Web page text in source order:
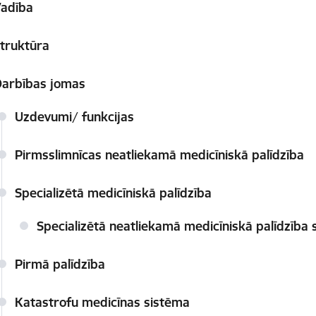
jomas
Uzdevumi/ funkcijas
Pirmsslimnīcas neatliekamā medicīniskā palīdzība
Specializētā medicīniskā palīdzība
Specializētā neatliekamā medicīniskā palīdzība
Pirmā palīdzība
Katastrofu medicīnas sistēma